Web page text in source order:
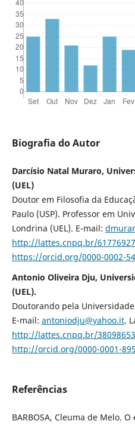
Biografia do Autor
Darcísio Natal Muraro,
(UEL)
Doutor em Filosofia da
Paulo (USP). Professor em
Londrina (UEL). E-mail:
http://lattes.cnpq.br/
https://orcid.org/0000-0002-
Antonio Oliveira Dju,
(UEL).
Doutorando pela
E-mail: antoniodju@yahoo.it.
http://lattes.cnpq.br/
http://orcid.org/0000-0001-
Referências
BARBOSA, Cleuma de Melo.